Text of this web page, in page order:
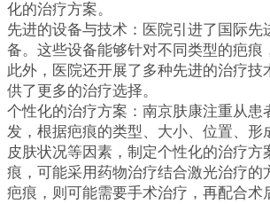
化的治疗方案。
先进的设备与技术：医院引进了国际先
备。这些设备能够针对不同类型的疤痕
此外，医院还开展了多种先进的治疗技
供了更多的治疗选择。
个性化的治疗方案：南京肤康注重从患
发，根据疤痕的类型、大小、位置、形
皮肤状况等因素，制定个性化的治疗方
痕，可能采用药物治疗结合激光治疗的
疤痕，则可能需要手术治疗，再配合术